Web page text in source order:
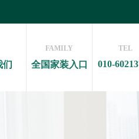
们
FAMILY
全国家装入口
TEL
010-